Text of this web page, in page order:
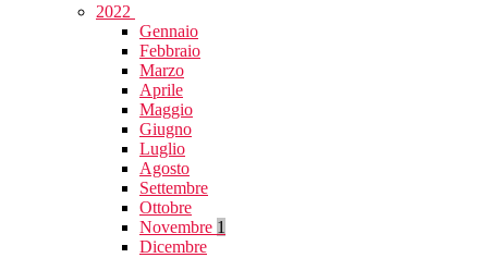
2022
Gennaio
Febbraio
Marzo
Aprile
Maggio
Giugno
Luglio
Agosto
Settembre
Ottobre
Novembre 1
Dicembre